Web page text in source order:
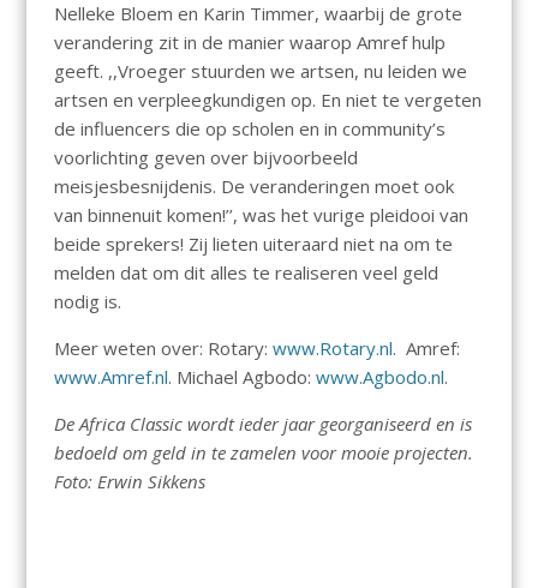
Nelleke Bloem en Karin Timmer, waarbij de grote
verandering zit in de manier waarop Amref hulp
geeft. ,,Vroeger stuurden we artsen, nu leiden we
artsen en verpleegkundigen op. En niet te vergeten
de influencers die op scholen en in community’s
voorlichting geven over bijvoorbeeld
meisjesbesnijdenis. De veranderingen moet ook
van binnenuit komen!’’, was het vurige pleidooi van
beide sprekers! Zij lieten uiteraard niet na om te
melden dat om dit alles te realiseren veel geld
nodig is.
Meer weten over: Rotary: www.Rotary.nl. Amref:
www.Amref.nl. Michael Agbodo: www.Agbodo.nl.
De Africa Classic wordt ieder jaar georganiseerd en is
bedoeld om geld in te zamelen voor mooie projecten.
Foto: Erwin Sikkens